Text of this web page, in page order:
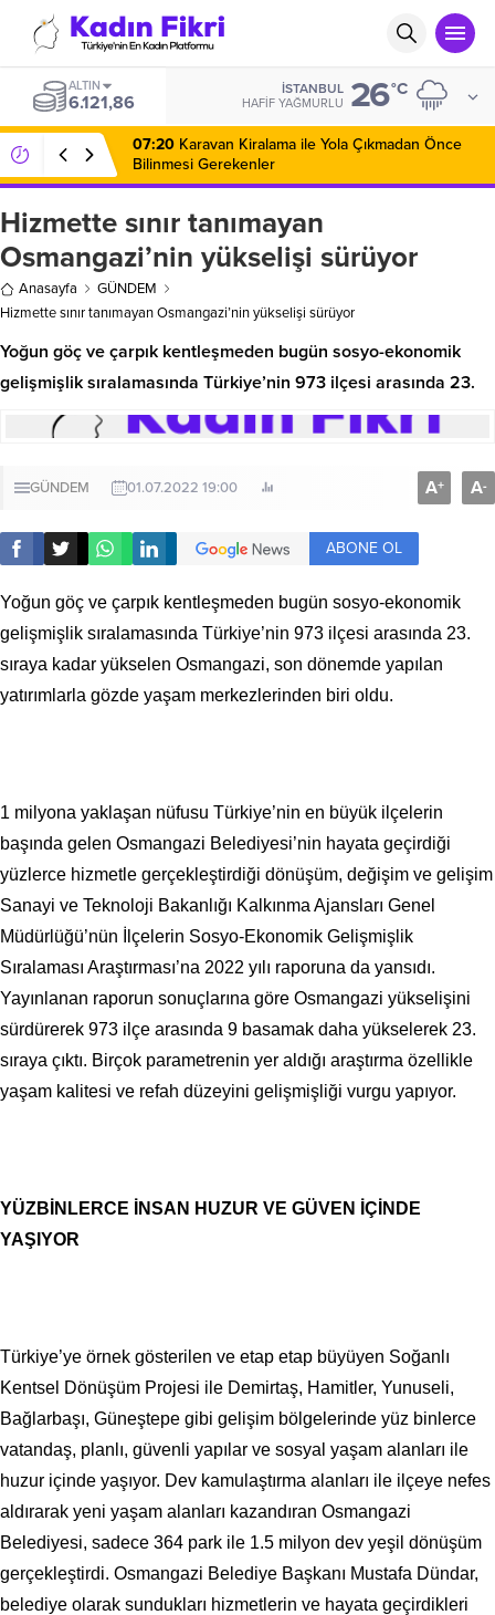
ALTIN
6.121,86
İSTANBUL
HAFIF YAĞMURLU 26°C
07:20 Karavan Kiralama ile Yola Çıkmadan Önce
Bilinmesi Gerekenler
Hizmette sınır tanımayan
Osmangazi’nin yükselişi sürüyor
Anasayfa
GÜNDEM
Hizmette sınır tanımayan Osmangazi’nin yükselişi sürüyor
Yoğun göç ve çarpık kentleşmeden bugün sosyo-ekonomik
gelişmişlik sıralamasında Türkiye’nin 973 ilçesi arasında 23.
GÜNDEM 01.07.2022 19:00 A+ A-
ABONE OL
Yoğun göç ve çarpık kentleşmeden bugün sosyo-ekonomik
gelişmişlik sıralamasında Türkiye’nin 973 ilçesi arasında 23.
sıraya kadar yükselen Osmangazi, son dönemde yapılan
yatırımlarla gözde yaşam merkezlerinden biri oldu.
1 milyona yaklaşan nüfusu Türkiye’nin en büyük ilçelerin
başında gelen Osmangazi Belediyesi’nin hayata geçirdiği
yüzlerce hizmetle gerçekleştirdiği dönüşüm, değişim ve gelişim
Sanayi ve Teknoloji Bakanlığı Kalkınma Ajansları Genel
Müdürlüğü’nün İlçelerin Sosyo-Ekonomik Gelişmişlik
Sıralaması Araştırması’na 2022 yılı raporuna da yansıdı.
Yayınlanan raporun sonuçlarına göre Osmangazi yükselişini
sürdürerek 973 ilçe arasında 9 basamak daha yükselerek 23.
sıraya çıktı. Birçok parametrenin yer aldığı araştırma özellikle
yaşam kalitesi ve refah düzeyini gelişmişliği vurgu yapıyor.
YÜZBİNLERCE İNSAN HUZUR VE GÜVEN İÇİNDE
YAŞIYOR
Türkiye’ye örnek gösterilen ve etap etap büyüyen Soğanlı
Kentsel Dönüşüm Projesi ile Demirtaş, Hamitler, Yunuseli,
Bağlarbaşı, Güneştepe gibi gelişim bölgelerinde yüz binlerce
vatandaş, planlı, güvenli yapılar ve sosyal yaşam alanları ile
huzur içinde yaşıyor. Dev kamulaştırma alanları ile ilçeye nefes
aldırarak yeni yaşam alanları kazandıran Osmangazi
Belediyesi, sadece 364 park ile 1.5 milyon dev yeşil dönüşüm
gerçekleştirdi. Osmangazi Belediye Başkanı Mustafa Dündar,
belediye olarak sundukları hizmetlerin ve hayata geçirdikleri